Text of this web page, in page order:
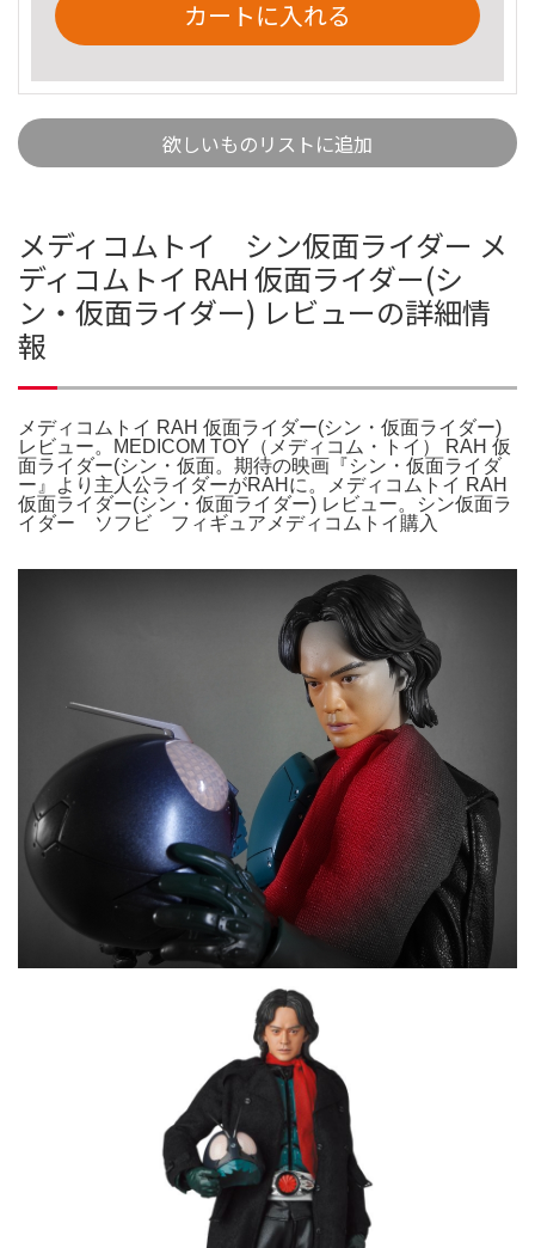
カートに入れる
欲しいものリストに追加
メディコムトイ シン仮面ライダー メ
ディコムトイ RAH 仮面ライダー(シ
ン・仮面ライダー) レビューの詳細情
報
メディコムトイ RAH 仮面ライダー(シン・仮面ライダー)
レビュー。MEDICOM TOY（メディコム・トイ） RAH 仮
面ライダー(シン・仮面。期待の映画『シン・仮面ライダ
ー』より主人公ライダーがRAHに。メディコムトイ RAH
仮面ライダー(シン・仮面ライダー) レビュー。シン仮面ラ
イダー ソフビ フィギュアメディコムトイ購入